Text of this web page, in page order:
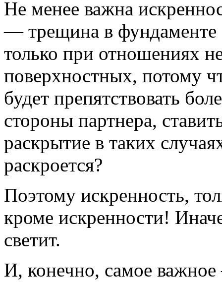
Не менее важна
— трещина в
только при отношениях
поверхностных, потому
будет препятствовать
стороны партнера,
раскрытие в таких
раскроется?
Поэтому искренность,
кроме искренности!
светит.
И, конечно, самое